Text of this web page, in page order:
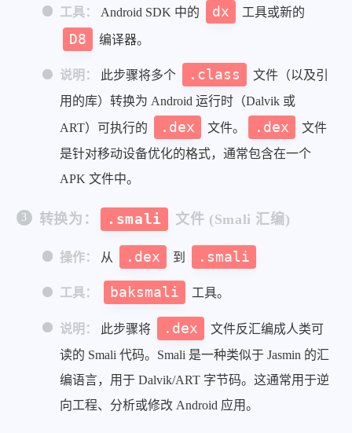
工具： Android SDK 中的 dx 工具或新的
D8 编译器。
说明： 此步骤将多个 .class
文件（以及引
用的库）转换为 Android 运行时（Dalvik 或
ART）可执行的
.dex 文件。 .dex
文件
是针对移动设备优化的格式，通常包含在一个
APK 文件中。
转换为： .smali 文件 (Smali 汇编)
操作： 从 .dex 到 .smali
工具： baksmali 工具。
说明： 此步骤将 .dex
文件反汇编成人类可
读的 Smali 代码。Smali 是一种类似于 Jasmin 的汇
编语言，用于 Dalvik/ART 字节码。这通常用于逆
向工程、分析或修改 Android 应用。